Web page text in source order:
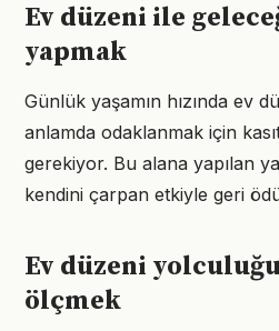
Ev düzeni ile
yapmak
Günlük yaşamın hızında ev
anlamda odaklanmak için
gerekiyor. Bu alana yapılan
kendini çarpan etkiyle geri
Ev düzeni
ölçmek